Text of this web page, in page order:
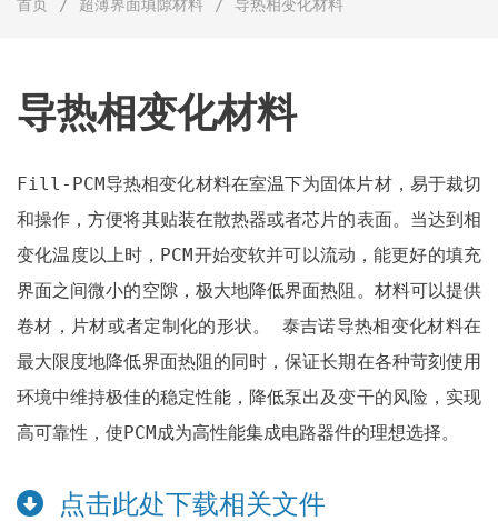
首页 超薄界面填隙材料 导热相变化材料
导热相变化材料
Fill-PCM导热相变化材料在室温下为固体片材，易于裁切
和操作，方便将其贴装在散热器或者芯片的表面。当达到相
变化温度以上时，PCM开始变软并可以流动，能更好的填充
界面之间微小的空隙，极大地降低界面热阻。材料可以提供
卷材，片材或者定制化的形状。 泰吉诺导热相变化材料在
最大限度地降低界面热阻的同时，保证长期在各种苛刻使用
环境中维持极佳的稳定性能，降低泵出及变干的风险，实现
高可靠性，使PCM成为高性能集成电路器件的理想选择。
点击此处下载相关文件